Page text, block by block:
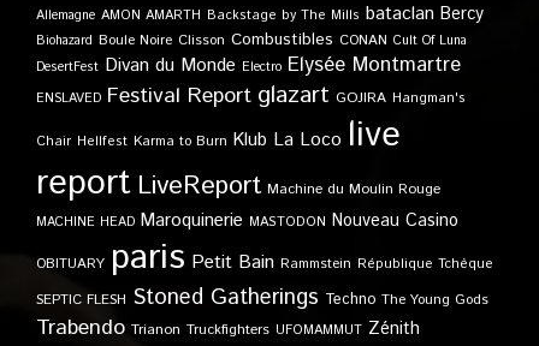
Allemagne AMON AMARTH Backstage by The Mills bataclan Bercy
Biohazard Boule Noire Clisson Combustibles CONAN Cult Of Luna
DesertFest Divan du Monde Electro Elysée Montmartre
ENSLAVED Festival Report glazart GOJIRA Hangman's
Chair Hellfest Karma to Burn Klub La Loco live
report LiveReport Machine du Moulin Rouge
MACHINE HEAD Maroquinerie MASTODON Nouveau Casino
OBITUARY paris Petit Bain Rammstein République Tchèque
SEPTIC FLESH Stoned Gatherings Techno The Young Gods
Trabendo Trianon Truckfighters UFOMAMMUT Zénith